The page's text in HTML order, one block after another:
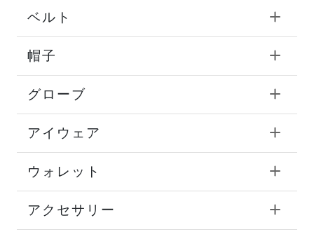
ベルト
帽子
グローブ
アイウェア
ウォレット
アクセサリー